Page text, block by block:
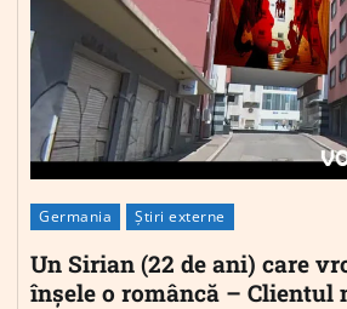
Germania Știri externe
Un Sirian (22 de ani) care
înșele o româncă – Clientul